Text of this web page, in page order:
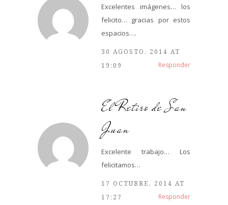
Excelentes imágenes… los
felicito… gracias por estos
espacios….
30 AGOSTO, 2014 AT
19:09
Responder
El Retiro de San
Juan
Excelente trabajo… Los
felicitamos…
17 OCTUBRE, 2014 AT
17:27
Responder